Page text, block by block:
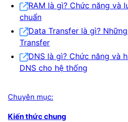
RAM là gì? Chức năng và
chuẩn
Data Transfer là gì?
Transfer
DNS là gì? Chức năng và
DNS cho hệ thống
Chuyên mục:
Kiến thức chung